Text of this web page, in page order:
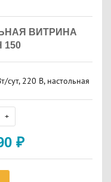
ВИТРИНА
150
220 В, настольная
₽